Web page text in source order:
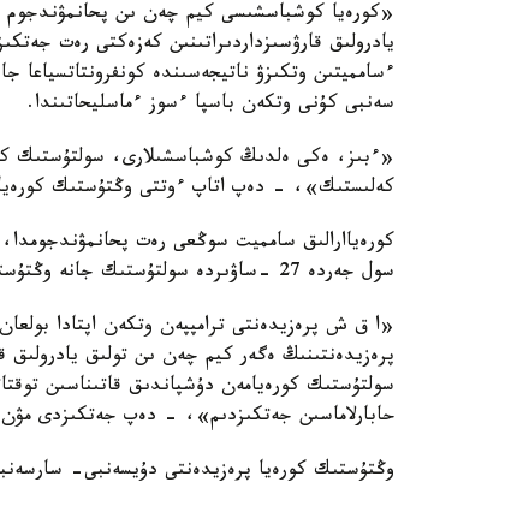
«كورەيا كوشباسشىسى كيم چەن ىن پحانمۋندجوم
يادرولىق قارۋسىزداردىراتىنىن كەزەكتى رەت
ءسامميتىن وتكىزۋ ناتيجەسىندە
سەنبى كۇنى وتكەن باسپا ءسوز ءماسليحاتىندا.
كەلىستىك»، - دەپ اتاپ ءوتتى وڭتۇستىك
كورەياارالىق سامميت سوڭعى رەت
سول جەردە 27 -ساۋىردە سولتۇستىك جانە وڭتۇستىك كورەيا كوشباسشىلارىنىڭ العاشقى ءسامميتى ءوتتى.
«ا ق ش پرەزيدەنتى ترامپپەن وتكەن اپتادا
پرەزيدەنتىنىڭ ەگەر كيم چەن ىن تولىق يادرولىق
سولتۇستىك كورەيامەن دۇشپاندىق قاتىناسىن
حابارلاماسىن جەتكىزدىم»، - دەپ جەتكىزدى
وڭتۇستىك كورەيا پرەزيدەنتى دۇيسەنبى-